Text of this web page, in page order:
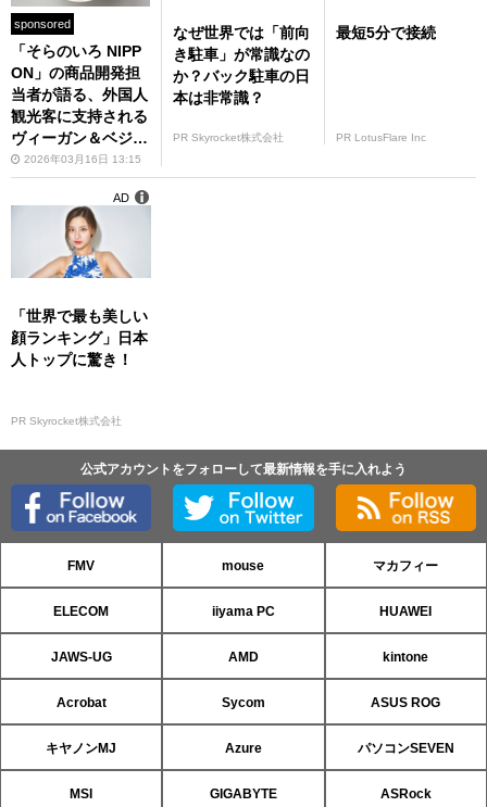
sponsored
「そらのいろ NIPP
ON」の商品開発担
当者が語る、外国人
観光客に支持される
ヴィーガン＆ベジタ
リアン向けメニュー
とは
2026年03月16日 13:15
なぜ世界では「前向
き駐車」が常識なの
か？バック駐車の日
本は非常識？
PR Skyrocket株式会社
最短5分で接続
PR LotusFlare Inc
「世界で最も美しい
顔ランキング」日本
人トップに驚き！
PR Skyrocket株式会社
AD
公式アカウントをフォローして最新情報を手に入れよう
FMV mouse マカフィー
ELECOM iiyama PC HUAWEI
JAWS-UG AMD kintone
Acrobat Sycom ASUS ROG
キヤノンMJ Azure パソコンSEVEN
MSI GIGABYTE ASRock